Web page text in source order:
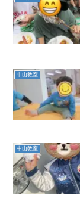
中山教室
中山教室